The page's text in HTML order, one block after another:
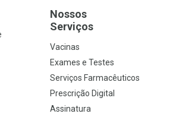
Nossos
Serviços
Vacinas
Exames e Testes
Serviços Farmacêuticos
Prescrição Digital
Assinatura